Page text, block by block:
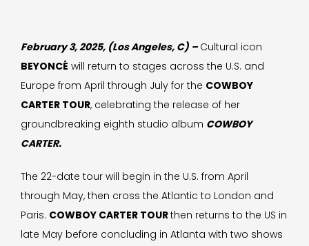
February 3, 2025, (Los Angeles, C) –Cultural icon
BEYONCÉ will return to stages across the U.S. and
Europe from April through July for the COWBOY
CARTER TOUR, celebrating the release of her
groundbreaking eighth studio album COWBOY
CARTER.
The 22-date tour will begin in the U.S. from April
through May, then cross the Atlantic to London and
Paris. COWBOY CARTER TOURthen returns to the US in
late May before concluding in Atlanta with two shows